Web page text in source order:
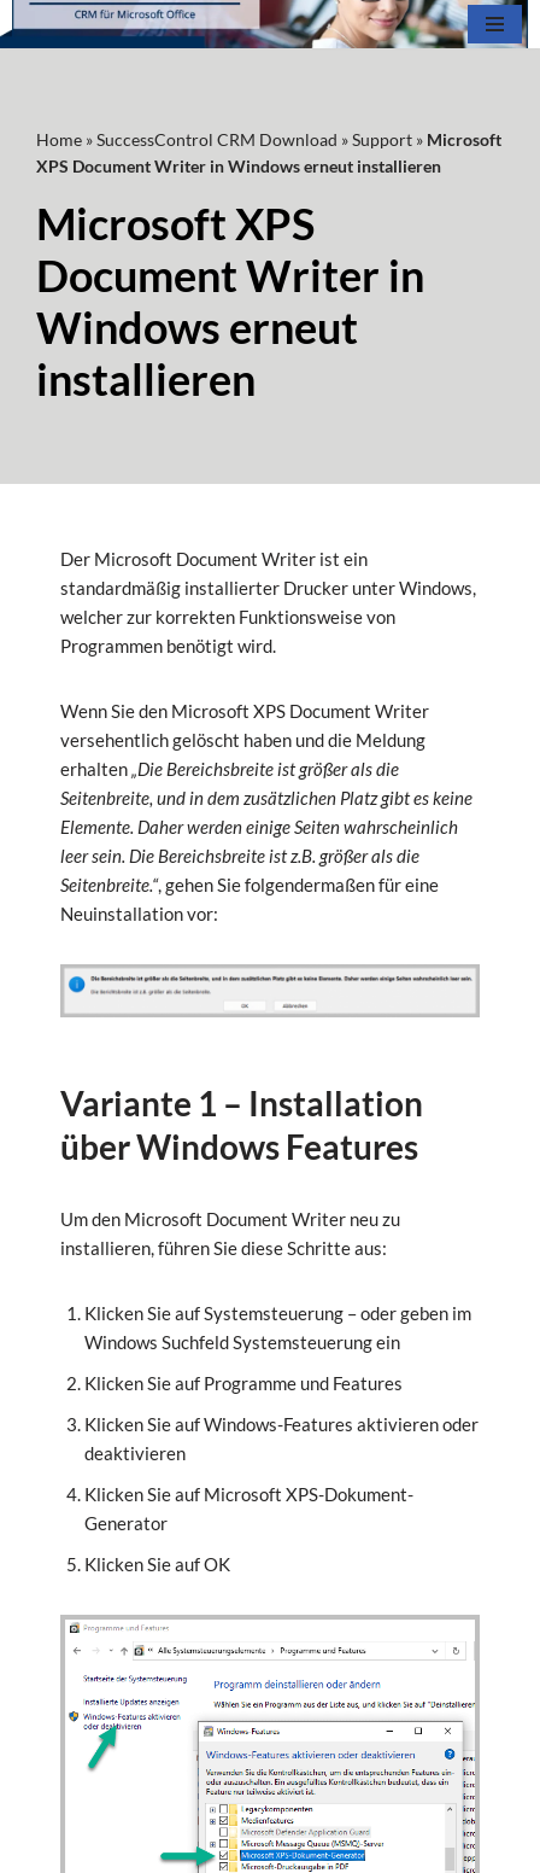
Home »SuccessControl CRM Download »Support » Microsoft
XPS Document Writer in Windows erneut installieren
Microsoft XPS
Document Writer in
Windows erneut
installieren
Der Microsoft Document Writer ist ein
standardmäßig installierter Drucker unter Windows,
welcher zur korrekten Funktionsweise von
Programmen benötigt wird.
Wenn Sie den Microsoft XPS Document Writer
versehentlich gelöscht haben und die Meldung
erhalten„Die Bereichsbreite ist größer als die
Seitenbreite, und in dem zusätzlichen Platz gibt es keine
Elemente. Daher werden einige Seiten wahrscheinlich
leer sein. Die Bereichsbreite ist z.B. größer als die
Seitenbreite.“, gehen Sie folgendermaßen für eine
Neuinstallation vor:
Variante 1 – Installation
über Windows Features
Um den Microsoft Document Writer neu zu
installieren, führen Sie diese Schritte aus:
Klicken Sie auf Systemsteuerung – oder geben im
Windows Suchfeld Systemsteuerung ein
Klicken Sie auf Programme und Features
Klicken Sie auf Windows-Features aktivieren oder
deaktivieren
Klicken Sie auf Microsoft XPS-Dokument-
Generator
Klicken Sie auf OK